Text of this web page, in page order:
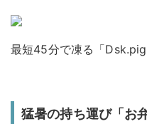
最短45分で凍る「Dsk.pig
猛暑の持ち運び「お